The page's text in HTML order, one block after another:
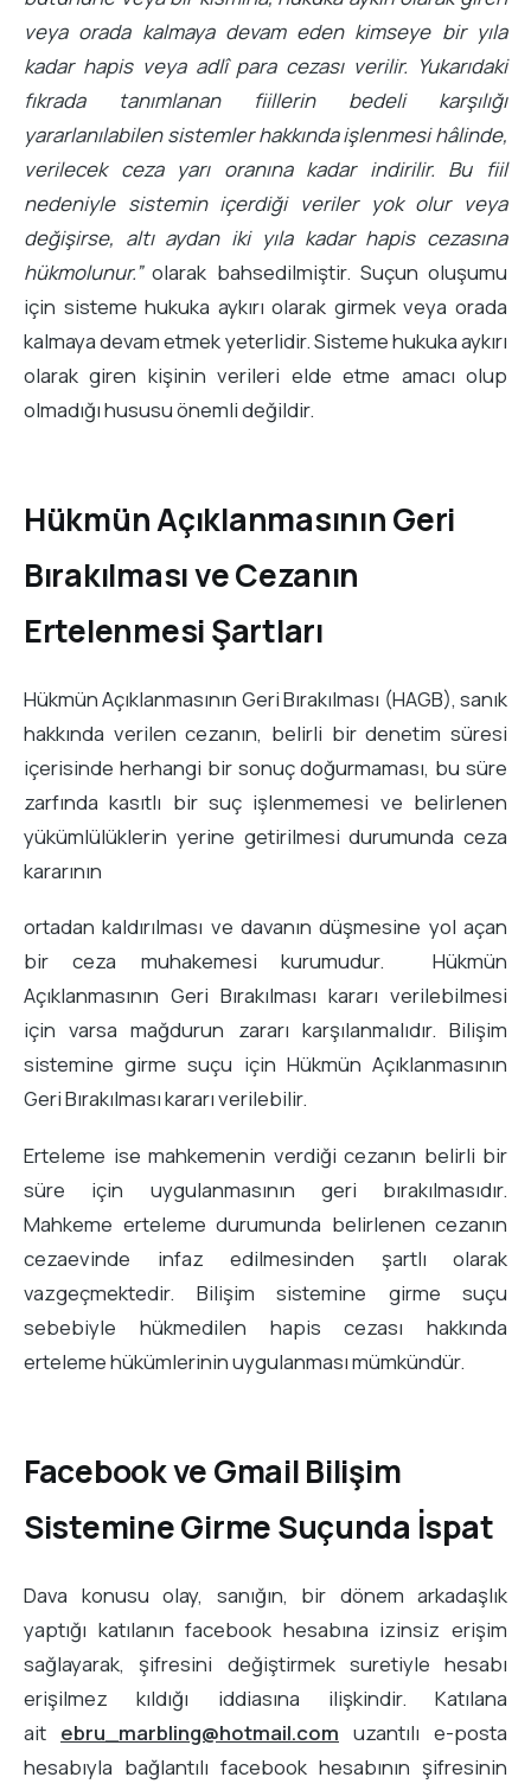
veya orada kalmaya devam eden kimseye bir yıla
kadar hapis veya adlî para cezası verilir. Yukarıdaki
fıkrada tanımlanan fiillerin bedeli karşılığı
yararlanılabilen sistemler hakkında işlenmesi hâlinde,
verilecek ceza yarı oranına kadar indirilir. Bu fiil
nedeniyle sistemin içerdiği veriler yok olur veya
değişirse, altı aydan iki yıla kadar hapis cezasına
hükmolunur.” olarak bahsedilmiştir. Suçun oluşumu
için sisteme hukuka aykırı olarak girmek veya orada
kalmaya devam etmek yeterlidir. Sisteme hukuka aykırı
olarak giren kişinin verileri elde etme amacı olup
olmadığı hususu önemli değildir.
Hükmün Açıklanmasının Geri
Bırakılması ve Cezanın
Ertelenmesi Şartları
Hükmün Açıklanmasının Geri Bırakılması (HAGB), sanık
hakkında verilen cezanın, belirli bir denetim süresi
içerisinde herhangi bir sonuç doğurmaması, bu süre
zarfında kasıtlı bir suç işlenmemesi ve belirlenen
yükümlülüklerin yerine getirilmesi durumunda ceza
kararının
ortadan kaldırılması ve davanın düşmesine yol açan
bir ceza muhakemesi kurumudur. Hükmün
Açıklanmasının Geri Bırakılması kararı verilebilmesi
için varsa mağdurun zararı karşılanmalıdır. Bilişim
sistemine girme suçu için Hükmün Açıklanmasının
Geri Bırakılması kararı verilebilir.
Erteleme ise mahkemenin verdiği cezanın belirli bir
süre için uygulanmasının geri bırakılmasıdır.
Mahkeme erteleme durumunda belirlenen cezanın
cezaevinde infaz edilmesinden şartlı olarak
vazgeçmektedir. Bilişim sistemine girme suçu
sebebiyle hükmedilen hapis cezası hakkında
erteleme hükümlerinin uygulanması mümkündür.
Facebook ve Gmail Bilişim
Sistemine Girme Suçunda İspat
Dava konusu olay, sanığın, bir dönem arkadaşlık
yaptığı katılanın facebook hesabına izinsiz erişim
sağlayarak, şifresini değiştirmek suretiyle hesabı
erişilmez kıldığı iddiasına ilişkindir. Katılana
ait ebru_marbling@hotmail.com uzantılı e-posta
hesabıyla bağlantılı facebook hesabının şifresinin